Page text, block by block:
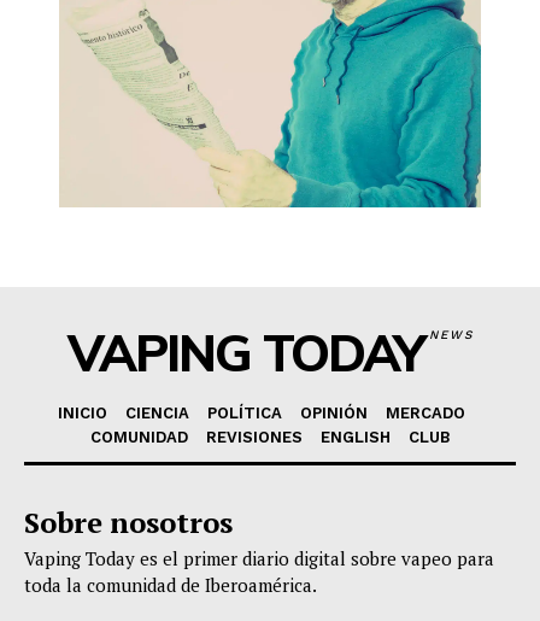
VAPING TODAYNEWS
INICIO CIENCIA POLÍTICA OPINIÓN
MERCADO
COMUNIDAD
REVISIONES ENGLISH CLUB
Sobre nosotros
Vaping Today es el primer diario digital sobre vapeo para
toda la comunidad de Iberoamérica.